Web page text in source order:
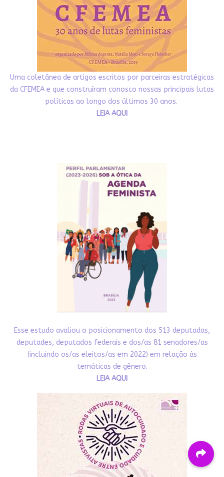
Uma coletânea de artigos escritos por parceiras estratégicas
da CFEMEA e que construíram conosco nossas principais lutas
políticas ao longo dos últimos 30 anos.
LEIA AQUI
Esse estudo avaliou o posicionamento dos 513 deputadas,
deputades, deputados federais e dos/as 81 senadores/as
(incluindo os/as eleitos/as em 2022) em relação às
temáticas de gênero.
LEIA AQUI